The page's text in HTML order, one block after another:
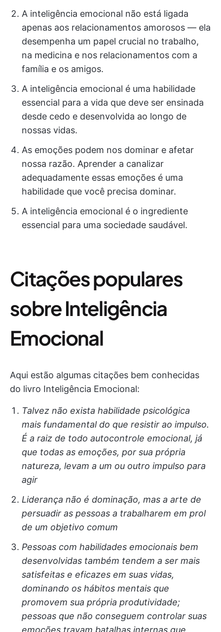
A inteligência emocional não está ligada
apenas aos relacionamentos amorosos — ela
desempenha um papel crucial no trabalho,
na medicina e nos relacionamentos com a
família e os amigos.
A inteligência emocional é uma habilidade
essencial para a vida que deve ser ensinada
desde cedo e desenvolvida ao longo de
nossas vidas.
As emoções podem nos dominar e afetar
nossa razão. Aprender a canalizar
adequadamente essas emoções é uma
habilidade que você precisa dominar.
A inteligência emocional é o ingrediente
essencial para uma sociedade saudável.
Citações populares
sobre Inteligência
Emocional
Aqui estão algumas citações bem conhecidas
do livro Inteligência Emocional:
Talvez não exista habilidade psicológica
mais fundamental do que resistir ao impulso.
É a raiz de todo autocontrole emocional, já
que todas as emoções, por sua própria
natureza, levam a um ou outro impulso para
agir
Liderança não é dominação, mas a arte de
persuadir as pessoas a trabalharem em prol
de um objetivo comum
Pessoas com habilidades emocionais bem
desenvolvidas também tendem a ser mais
satisfeitas e eficazes em suas vidas,
dominando os hábitos mentais que
promovem sua própria produtividade;
pessoas que não conseguem controlar suas